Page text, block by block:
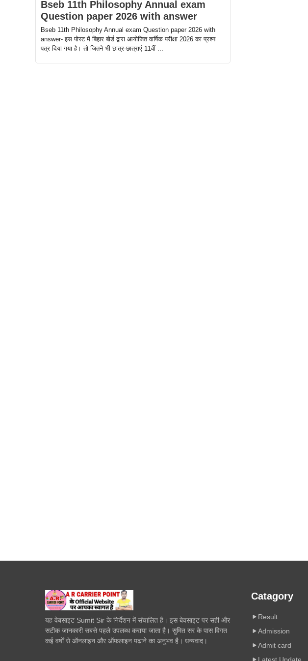
Bseb 11th Philosophy Annual exam
Question paper 2026 with answer
Bseb 11th Philosophy Annual exam Question paper 2026 with
answer- इस पोस्ट में बिहार बोर्ड द्वारा आयोजित वार्षिक परीक्षा 2026 का प्रश्न
पत्र दिया गया है। तो जितने भी छात्र-छात्राएं 11वीं ...
यह वेबसाइट Sumit Sir के निर्देशन में संचालित है। इस बेवसाइट पर सही और
सटीक जानकारी सबसे पहले उपलब्ध कराया जाता है। सुमित सर के पास विगत
कई वर्षों से ऑनलाइन और ऑफलाइन पढाने का अनुभव है। धन्यवाद।
Catagory
Result
Admission
Admit card
Latest Update